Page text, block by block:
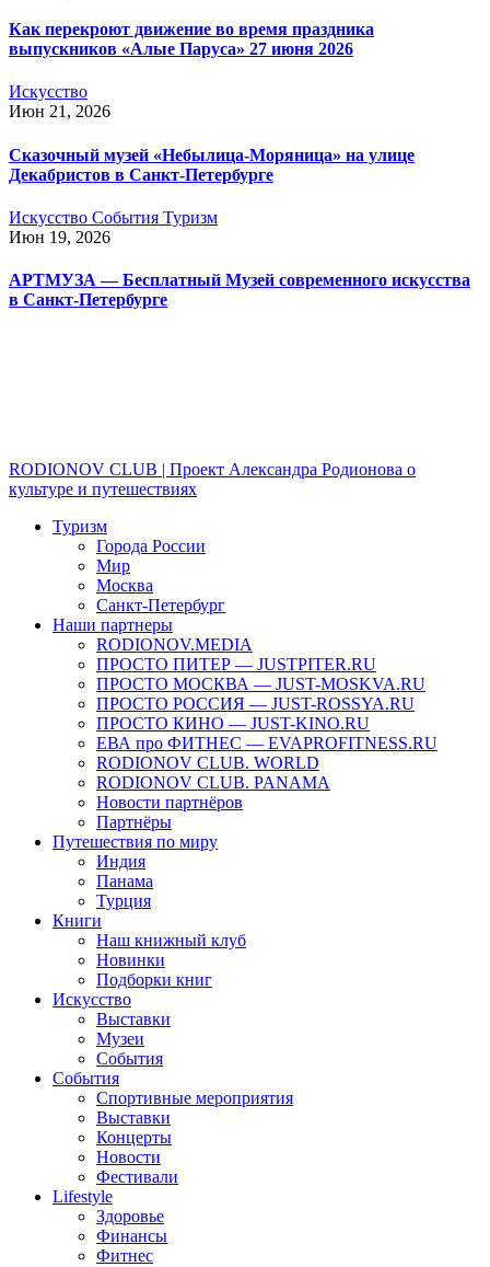
Как перекроют движение во время праздника
выпускников «Алые Паруса» 27 июня 2026
Искусство
Июн 21, 2026
Сказочный музей «Небылица-Моряница» на улице
Декабристов в Санкт-Петербурге
Искусство События Туризм
Июн 19, 2026
АРТМУЗА — Бесплатный Музей современного искусства
в Санкт-Петербурге
RODIONOV CLUB | Проект Александра Родионова о
культуре и путешествиях
Туризм
Города России
Мир
Москва
Санкт-Петербург
Наши партнеры
RODIONOV.MEDIA
ПРОСТО ПИТЕР — JUSTPITER.RU
ПРОСТО МОСКВА — JUST-MOSKVA.RU
ПРОСТО РОССИЯ — JUST-ROSSYA.RU
ПРОСТО КИНО — JUST-KINO.RU
ЕВА про ФИТНЕС — EVAPROFITNESS.RU
RODIONOV CLUB. WORLD
RODIONOV CLUB. PANAMA
Новости партнёров
Партнёры
Путешествия по миру
Индия
Панама
Турция
Книги
Наш книжный клуб
Новинки
Подборки книг
Искусство
Выставки
Музеи
События
События
Спортивные мероприятия
Выставки
Концерты
Новости
Фестивали
Lifestyle
Здоровье
Финансы
Фитнес